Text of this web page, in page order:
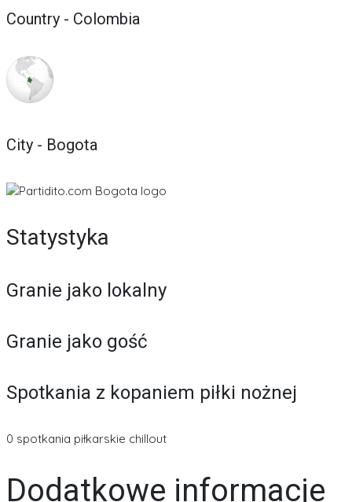
Country - Colombia
City - Bogota
Statystyka
Granie jako lokalny
Granie jako gość
Spotkania z kopaniem piłki nożnej
0 spotkania piłkarskie chillout
Dodatkowe informacje